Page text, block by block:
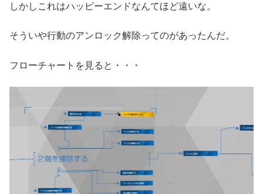
しかしこれはハッピーエンドなんてほど遠いな。
そういや行動のアンロック解除ってのがあったんだ。
フローチャートを見ると・・・